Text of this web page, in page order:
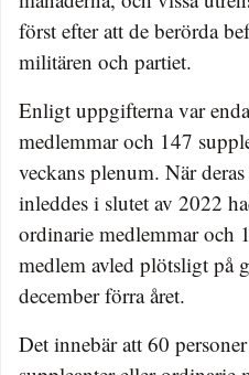
först efter att de berörda
militären och partiet.
Enligt uppgifterna var
medlemmar och 147
veckans plenum. När
inleddes i slutet av 2022
ordinarie medlemmar och
medlem avled plötsligt på
december förra året.
Det innebär att 60